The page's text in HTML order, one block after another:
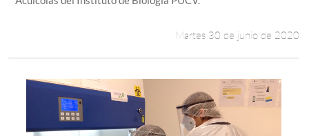
English
Martes 30 de junio de 2020